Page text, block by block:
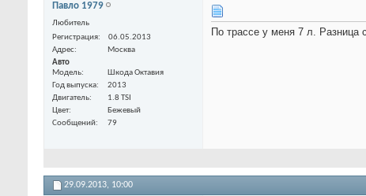
Павло 1979
Любитель
Регистрация
06.05.2013
Адрес
Москва
Авто
Модель
Шкода Октавия
Год выпуска
2013
Двигатель
1.8 TSI
Цвет
Бежевый
Сообщений
79
По трассе у меня 7 л. Разница
29.09.2013, 10:00